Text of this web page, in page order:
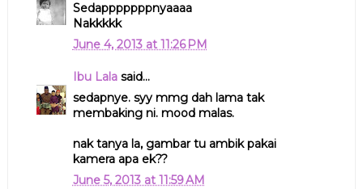
Sedapppppppnyaaaa
Nakkkkk
June 4, 2013 at 11:26 PM
Ibu Lalasaid...
sedapnye. syy mmg dah lama tak
membaking ni. mood malas.
nak tanya la, gambar tu ambik pakai
kamera apa ek??
June 5, 2013 at 11:59 AM